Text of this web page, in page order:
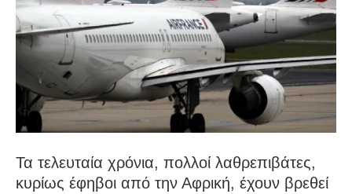
Τα τελευταία χρόνια, πολλοί λαθρεπιβάτες,
κυρίως έφηβοι από την Αφρική, έχουν βρεθεί